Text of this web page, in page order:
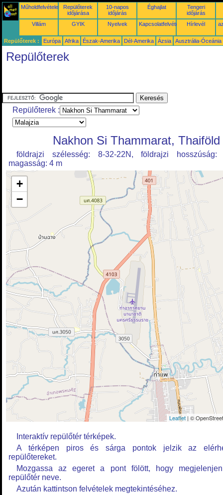
Műholdfelvételek
Repülőterek
időjárása
10-napos
időjárás
Éghajlat
Tengeri
időjárás
Villám
GYIK Nyelvek Kapcsolatfelvétel Hírlevél
Repülőterek : Európa Afrika Észak-Amerika Dél-Amerika Ázsia Ausztrália-Óceánia
Repülőterek
Repülőterek :
Nakhon Si Thammarat, Thaiföld
földrajzi szélesség: 8-32-22N, földrajzi hosszúság:
magasság: 4 m
+
−
Leaflet | ©
Interaktív repülőtér térképek.
A térképen piros és sárga pontok jelzik az
repülőtereket.
Mozgassa az egeret a pont fölött, hogy
repülőtér neve.
Azután kattintson felvételek megtekintéséhez.